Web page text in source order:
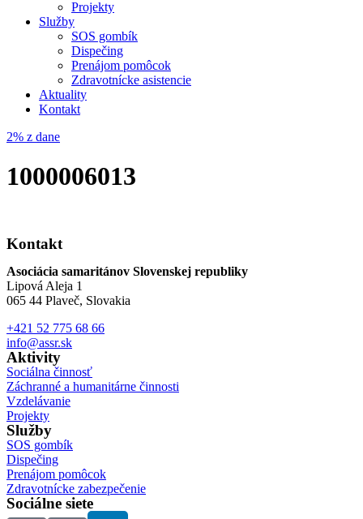
Projekty
Služby
SOS gombík
Dispečing
Prenájom pomôcok
Zdravotnícke asistencie
Aktuality
Kontakt
2% z dane
1000006013
Kontakt
Asociácia samaritánov Slovenskej republiky
Lipová Aleja 1
065 44 Plaveč, Slovakia
+421 52 775 68 66
info@assr.sk
Aktivity
Sociálna činnosť
Záchranné a humanitárne činnosti
Vzdelávanie
Projekty
Služby
SOS gombík
Dispečing
Prenájom pomôcok
Zdravotnícke zabezpečenie
Sociálne siete